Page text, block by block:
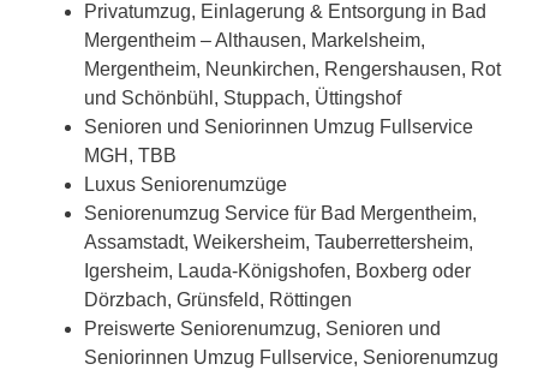
Privatumzug, Einlagerung & Entsorgung in Bad
Mergentheim – Althausen, Markelsheim,
Mergentheim, Neunkirchen, Rengershausen, Rot
und Schönbühl, Stuppach, Üttingshof
Senioren und Seniorinnen Umzug Fullservice
MGH, TBB
Luxus Seniorenumzüge
Seniorenumzug Service für Bad Mergentheim,
Assamstadt, Weikersheim, Tauberrettersheim,
Igersheim, Lauda-Königshofen, Boxberg oder
Dörzbach, Grünsfeld, Röttingen
Preiswerte Seniorenumzug, Senioren und
Seniorinnen Umzug Fullservice, Seniorenumzug